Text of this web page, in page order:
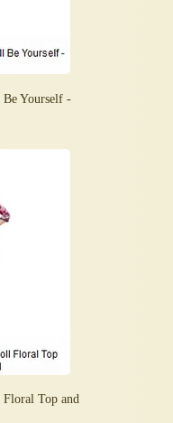
Yourself -
Top and